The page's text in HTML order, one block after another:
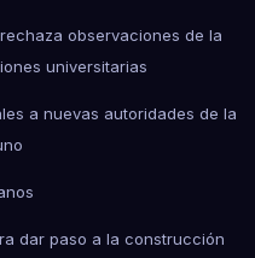
observaciones de la
universitarias
a nuevas autoridades de la
dar paso a la construcción